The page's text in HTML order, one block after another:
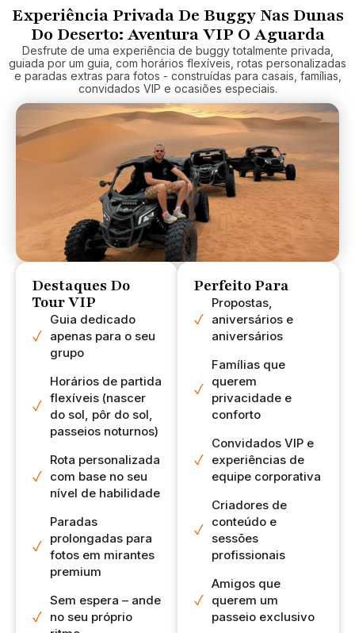
tivessem roubado.
turístico! Fui com
meu marido,
minha irmã e meu
cunhado! Fomos
com o carro
particular (100%
vale a pena) fomos
apanhados onde
quiséssemos.
Abhilash - nosso
motorista foi
INCRÍVEL! Não
posso dizer coisas
incríveis o
muito divertido,
tirou muitas fotos
e vídeos nossos,
questão de não
perder nada! 5*
MAIS... Esta é a
COMPLETA. A
única coisa que
perdemos foram
as fotos do pôr do
sol, o que foi bom,
mas se você
quiser, sugiro que
chegue ao
acampamento
histórico às 17h30
Experiência Privada De Buggy Nas Dunas
Do Deserto: Aventura VIP O Aguarda
Desfrute de uma experiência de buggy totalmente privada,
guiada por um guia, com horários flexíveis, rotas personalizadas
e paradas extras para fotos - construídas para casais, famílias,
convidados VIP e ocasiões especiais.
Destaques Do
Tour VIP
Guia dedicado
apenas para o seu
grupo
Horários de partida
flexíveis (nascer
do sol, pôr do sol,
passeios noturnos)
Rota personalizada
com base no seu
nível de habilidade
Paradas
prolongadas para
fotos em mirantes
premium
Sem espera – ande
no seu próprio
Perfeito Para
Propostas,
aniversários e
aniversários
Famílias que
querem
privacidade e
conforto
Convidados VIP e
experiências de
equipe corporativa
Criadores de
conteúdo e
sessões
profissionais
Amigos que
querem um
passeio exclusivo